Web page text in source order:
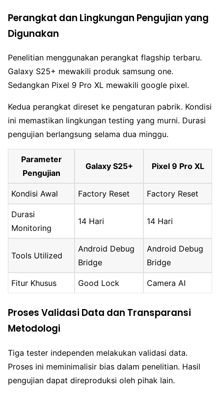
Perangkat dan Lingkungan Pengujian yang
Digunakan
Penelitian menggunakan perangkat flagship terbaru.
Galaxy S25+ mewakili produk samsung one.
Sedangkan Pixel 9 Pro XL mewakili google pixel.
Kedua perangkat direset ke pengaturan pabrik. Kondisi
ini memastikan lingkungan testing yang murni. Durasi
pengujian berlangsung selama dua minggu.
Parameter
Pengujian
Galaxy S25+ Pixel 9 Pro XL
Kondisi Awal Factory Reset Factory Reset
Durasi
Monitoring
14 Hari 14 Hari
Tools Utilized
Android Debug
Bridge
Android Debug
Bridge
Fitur Khusus Good Lock Camera AI
Proses Validasi Data dan Transparansi
Metodologi
Tiga tester independen melakukan validasi data.
Proses ini meminimalisir bias dalam penelitian. Hasil
pengujian dapat direproduksi oleh pihak lain.